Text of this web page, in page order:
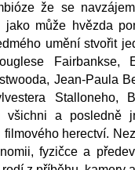
že se
jako může hvězda
umění stvořit
Fairbankse,
Jean-Paula
Stalloneho,
všichni a posledně
herectví.
fyzičce a